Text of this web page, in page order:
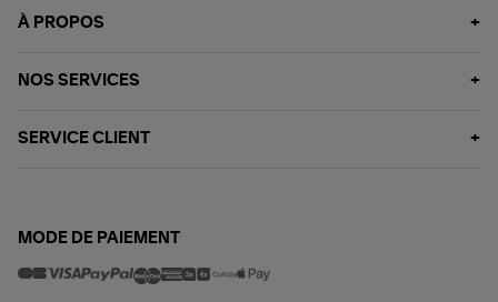
À PROPOS
NOS SERVICES
SERVICE CLIENT
MODE DE PAIEMENT